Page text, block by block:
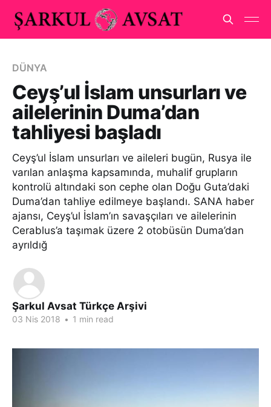
DÜNYA
Ceyş’ul İslam unsurları ve
ailelerinin Duma’dan
tahliyesi başladı
Ceyş’ul İslam unsurları ve aileleri bugün, Rusya ile
varılan anlaşma kapsamında, muhalif grupların
kontrolü altındaki son cephe olan Doğu Guta’daki
Duma’dan tahliye edilmeye başlandı. SANA haber
ajansı, Ceyş’ul İslam’ın savaşçıları ve ailelerinin
Cerablus’a taşımak üzere 2 otobüsün Duma’dan
ayrıldığ
Şarkul Avsat Türkçe Arşivi
03 Nis 2018 • 1 min read